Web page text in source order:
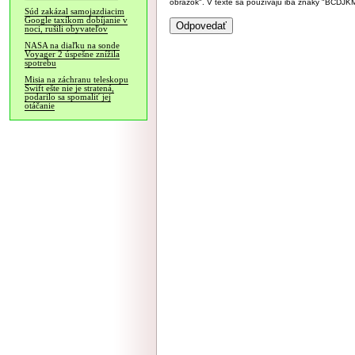
Súd zakázal samojazdiacim
Google taxíkom dobíjanie v
noci, rušili obyvateľov
NASA na diaľku na sonde
Voyager 2 úspešne znížila
spotrebu
Misia na záchranu teleskopu
Swift ešte nie je stratená,
podarilo sa spomaliť jej
otáčanie
obrázok". V texte sa používajú iba znaky